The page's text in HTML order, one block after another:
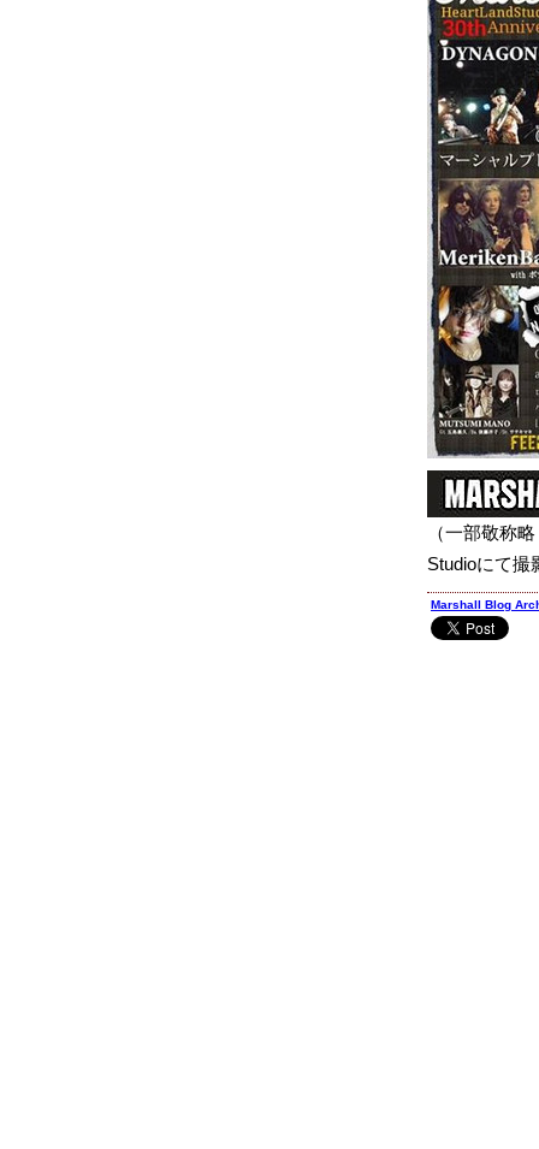
（一部敬称
Studioにて撮
Marshall Blog